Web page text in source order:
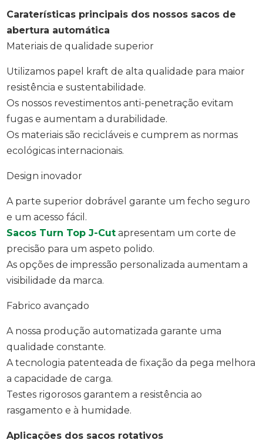
Caraterísticas principais dos nossos sacos de
abertura automática
Materiais de qualidade superior
Utilizamos papel kraft de alta qualidade para maior
resistência e sustentabilidade.
Os nossos revestimentos anti-penetração evitam
fugas e aumentam a durabilidade.
Os materiais são recicláveis e cumprem as normas
ecológicas internacionais.
Design inovador
A parte superior dobrável garante um fecho seguro
e um acesso fácil.
Sacos Turn Top J-Cut apresentam um corte de
precisão para um aspeto polido.
As opções de impressão personalizada aumentam a
visibilidade da marca.
Fabrico avançado
A nossa produção automatizada garante uma
qualidade constante.
A tecnologia patenteada de fixação da pega melhora
a capacidade de carga.
Testes rigorosos garantem a resistência ao
rasgamento e à humidade.
Aplicações dos sacos rotativos